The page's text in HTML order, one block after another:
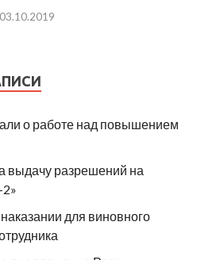
03.10.2019
о работе над повышением
выдачу разрешений на
для виновного